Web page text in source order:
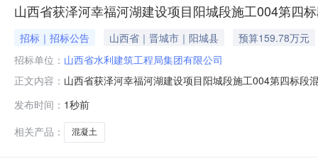
山西省获泽河幸福河湖建设项目阳城段施工004第四
招标｜招标公告 山西省｜晋城市｜阳城县
预算159.78万元
招标单位： 山西省水利建筑工程局集团有限公司
正文内容： 山西省获泽河幸福河湖建设项目阳城段施工004第四标
施工004第四标段混凝土采购项目1.2采购人：山西省水
工程、新建生态固床梗
发布时间： 1秒前
相关产品：
混凝土